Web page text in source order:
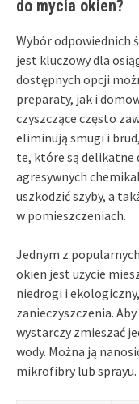
do mycia okien?
Wybór odpowiednich
jest kluczowy dla
dostępnych opcji
preparaty, jak i
czyszczące często
eliminują smugi i
te, które są delikatne
agresywnych
uszkodzić szyby, a
w pomieszczeniach.
Jednym z
okien jest użycie
niedrogi i
zanieczyszczenia.
wystarczy zmieszać
wody. Można ją
mikrofibry lub sprayu.